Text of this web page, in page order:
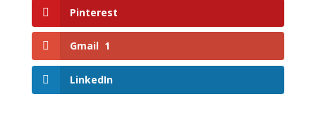
Pinterest
Gmail 1
LinkedIn